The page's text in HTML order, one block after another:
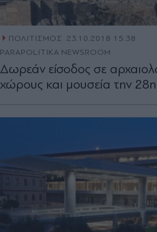
ΠΟΛΙΤΙΣΜΟΣ
23.10.2018 15:38
PARAPOLITIKA NEWSROOM
Δωρεάν είσοδος σε
χώρους και μουσεία την